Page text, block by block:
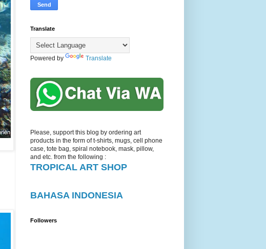
Translate
Powered by Translate
Please, support this blog by ordering art
products in the form of t-shirts, mugs, cell phone
case, tote bag, spiral notebook, mask, pillow,
and etc. from the following :
TROPICAL ART SHOP
BAHASA INDONESIA
Followers